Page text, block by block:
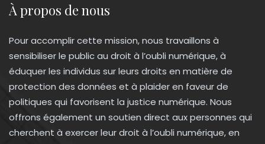
À propos de nous
Pour accomplir cette mission, nous travaillons à
sensibiliser le public au droit à l’oubli numérique, à
éduquer les individus sur leurs droits en matière de
protection des données et à plaider en faveur de
politiques qui favorisent la justice numérique. Nous
offrons également un soutien direct aux personnes qui
cherchent à exercer leur droit à l’oubli numérique, en